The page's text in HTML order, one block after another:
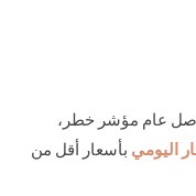
عام مؤشر خطر،
اليوميبأسعار أقل من